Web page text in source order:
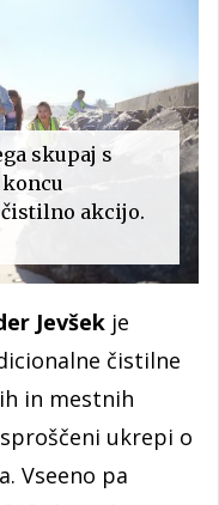
skupaj s
akcijo.
Jevšek je
čistilne
in mestnih
ukrepi o
Vseeno pa